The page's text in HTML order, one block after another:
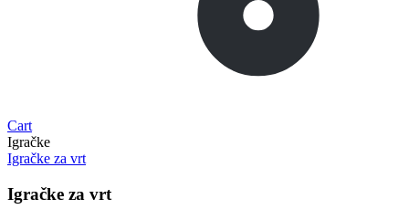
Cart
Igračke
Igračke za vrt
Igračke za vrt